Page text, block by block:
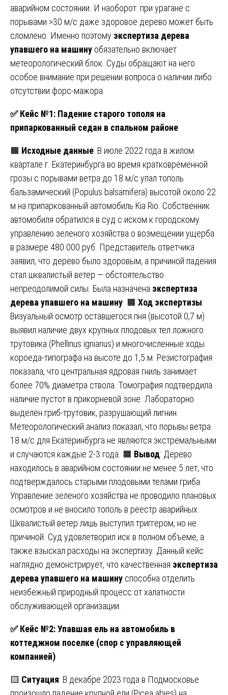
аварийном состоянии. И наоборот: при урагане с
порывами >30 м/с даже здоровое дерево может быть
сломлено. Именно поэтому экспертиза дерева
упавшего на машину обязательно включает
метеорологический блок. Суды обращают на него
особое внимание при решении вопроса о наличии либо
отсутствии форс-мажора.
✅Кейс №1: Падение старого тополя на
припаркованный седан в спальном районе
🟧 Исходные данные: В июле 2022 года в жилом
квартале г. Екатеринбурга во время кратковременной
грозы с порывами ветра до 18 м/с упал тополь
бальзамический (Populus balsamifera) высотой около 22
м на припаркованный автомобиль Kia Rio. Собственник
автомобиля обратился в суд с иском к городскому
управлению зеленого хозяйства о возмещении ущерба
в размере 480 000 руб. Представитель ответчика
заявил, что дерево было здоровым, а причиной падения
стал шквалистый ветер — обстоятельство
непреодолимой силы. Была назначена экспертиза
дерева упавшего на машину . 🟧 Ход экспертизы:
Визуальный осмотр оставшегося пня (высотой 0,7 м)
выявил наличие двух крупных плодовых тел ложного
трутовика (Phellinus igniarius) и многочисленные ходы
короеда-типографа на высоте до 1,5 м. Резистография
показала, что центральная ядровая гниль занимает
более 70% диаметра ствола. Томография подтвердила
наличие пустот в прикорневой зоне. Лабораторно
выделен гриб-трутовик, разрушающий лигнин.
Метеорологический анализ показал, что порывы ветра
18 м/с для Екатеринбурга не являются экстремальными
и случаются каждые 2-3 года. 🟧 Вывод: Дерево
находилось в аварийном состоянии не менее 5 лет, что
подтверждалось старыми плодовыми телами гриба.
Управление зеленого хозяйства не проводило плановых
осмотров и не вносило тополь в реестр аварийных.
Шквалистый ветер лишь выступил триггером, но не
причиной. Суд удовлетворил иск в полном объеме, а
также взыскал расходы на экспертизу. Данный кейс
наглядно демонстрирует, что качественная экспертиза
дерева упавшего на машину способна отделить
неизбежный природный процесс от халатности
обслуживающей организации.
✅Кейс №2: Упавшая ель на автомобиль в
коттеджном поселке (спор с управляющей
компанией)
🟨 Ситуация: В декабре 2023 года в Подмосковье